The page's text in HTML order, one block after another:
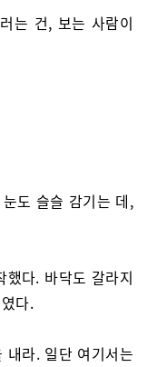
는 건, 보는 사람이
도 슬슬 감기는 데,
다. 바닥도 갈라지
다.
내라. 일단 여기서는